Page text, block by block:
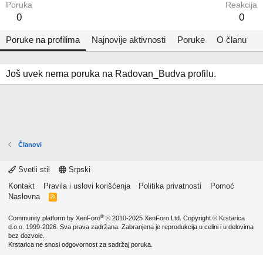
Poruka
0
Reakcija
0
Poruke na profilima Najnovije aktivnosti Poruke O članu
Još uvek nema poruka na Radovan_Budva profilu.
Članovi
Svetli stil
Srpski
Kontakt
Pravila i uslovi korišćenja Politika privatnosti
Pomoć
Naslovna
R
Community platform by XenForo® © 2010-2025 XenForo Ltd. Copyright © Krstarica
d.o.o. 1999-2026. Sva prava zadržana. Zabranjena je reprodukcija u celini i u delovima
bez dozvole.
Krstarica ne snosi odgovornost za sadržaj poruka.